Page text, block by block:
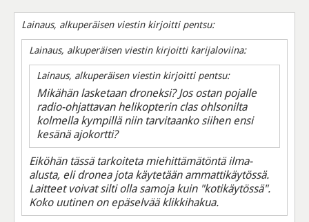
Lainaus, alkuperäisen viestin kirjoitti pentsu:
Lainaus, alkuperäisen viestin kirjoitti karijaloviina:
Lainaus, alkuperäisen viestin kirjoitti pentsu:
Mikähän lasketaan droneksi? Jos ostan pojalle
radio-ohjattavan helikopterin clas ohlsonilta
kolmella kympillä niin tarvitaanko siihen ensi
kesänä ajokortti?
Eiköhän tässä tarkoiteta miehittämätöntä ilma-
alusta, eli dronea jota käytetään ammattikäytössä.
Laitteet voivat silti olla samoja kuin "kotikäytössä".
Koko uutinen on epäselvää klikkihakua.